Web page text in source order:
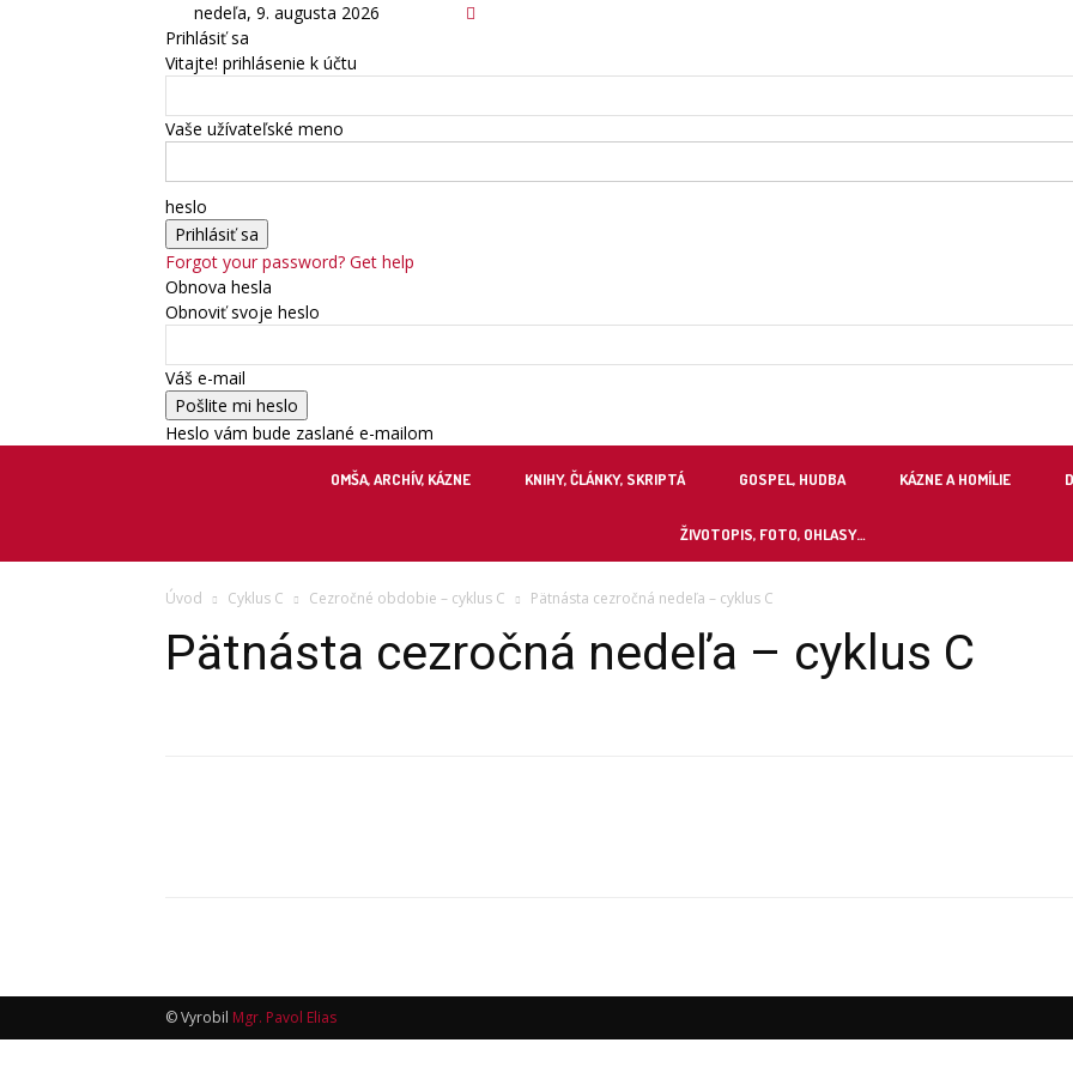
nedeľa, 9. augusta 2026
Prihlásiť sa
Vitajte! prihlásenie k účtu
Vaše užívateľské meno
heslo
Forgot your password? Get help
Obnova hesla
Obnoviť svoje heslo
Váš e-mail
Heslo vám bude zaslané e-mailom
OMŠA, ARCHÍV, KÁZNE KNIHY, ČLÁNKY, SKRIPTÁ GOSPEL, HUDBA KÁZNE A HOMÍLIE
ŽIVOTOPIS, FOTO, OHLASY…
Úvod Cyklus C Cezročné obdobie – cyklus C Pätnásta cezročná nedeľa – cyklus C
Pätnásta cezročná nedeľa – cyklus C
© Vyrobil Mgr. Pavol Elias